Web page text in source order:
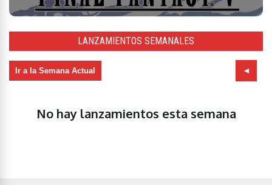
LANZAMIENTOS SEMANALES
Ir a la Semana Actual
No hay lanzamientos esta semana